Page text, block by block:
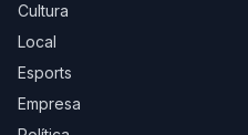
Cultura
Local
Esports
Empresa